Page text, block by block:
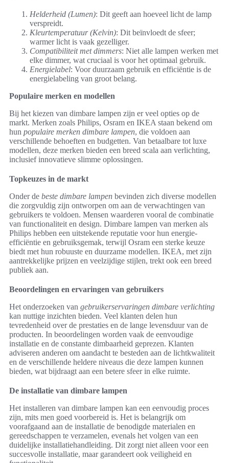
Helderheid (Lumen): Dit geeft aan hoeveel licht de lamp
verspreidt.
Kleurtemperatuur (Kelvin): Dit beïnvloedt de sfeer;
warmer licht is vaak gezelliger.
Compatibiliteit met dimmers: Niet alle lampen werken met
elke dimmer, wat cruciaal is voor het optimaal gebruik.
Energielabel: Voor duurzaam gebruik en efficiëntie is de
energielabeling van groot belang.
Populaire merken en modellen
Bij het kiezen van dimbare lampen zijn er veel opties op de
markt. Merken zoals Philips, Osram en IKEA staan bekend om
hun populaire merken dimbare lampen, die voldoen aan
verschillende behoeften en budgetten. Van betaalbare tot luxe
modellen, deze merken bieden een breed scala aan verlichting,
inclusief innovatieve slimme oplossingen.
Topkeuzes in de markt
Onder de beste dimbare lampen bevinden zich diverse modellen
die zorgvuldig zijn ontworpen om aan de verwachtingen van
gebruikers te voldoen. Mensen waarderen vooral de combinatie
van functionaliteit en design. Dimbare lampen van merken als
Philips hebben een uitstekende reputatie voor hun energie-
efficiëntie en gebruiksgemak, terwijl Osram een sterke keuze
biedt met hun robuuste en duurzame modellen. IKEA, met zijn
aantrekkelijke prijzen en veelzijdige stijlen, trekt ook een breed
publiek aan.
Beoordelingen en ervaringen van gebruikers
Het onderzoeken van gebruikerservaringen dimbare verlichting
kan nuttige inzichten bieden. Veel klanten delen hun
tevredenheid over de prestaties en de lange levensduur van de
producten. In beoordelingen worden vaak de eenvoudige
installatie en de constante dimbaarheid geprezen. Klanten
adviseren anderen om aandacht te besteden aan de lichtkwaliteit
en de verschillende heldere niveaus die deze lampen kunnen
bieden, wat bijdraagt aan een betere sfeer in elke ruimte.
De installatie van dimbare lampen
Het installeren van dimbare lampen kan een eenvoudig proces
zijn, mits men goed voorbereid is. Het is belangrijk om
voorafgaand aan de installatie de benodigde materialen en
gereedschappen te verzamelen, evenals het volgen van een
duidelijke installatiehandleiding. Dit zorgt niet alleen voor een
succesvolle installatie, maar garandeert ook veiligheid en